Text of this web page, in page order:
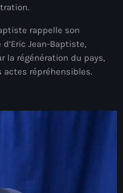
rappelle son
Jean-Baptiste,
la régénération du pays,
répréhensibles.